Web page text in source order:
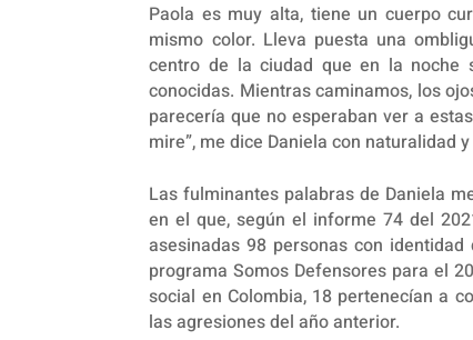
Paola es muy alta, tiene un cuerpo
mismo color. Lleva puesta una
centro de la ciudad que en la noche
conocidas. Mientras caminamos, los
parecería que no esperaban ver a
mire”, me dice Daniela con naturalidad
Las fulminantes palabras de Daniela
en el que, según el informe 74 del
asesinadas 98 personas con
programa Somos Defensores para el
social en Colombia, 18 pertenecían a
las agresiones del año anterior.